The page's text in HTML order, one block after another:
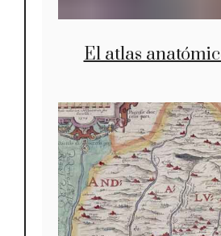
El atlas